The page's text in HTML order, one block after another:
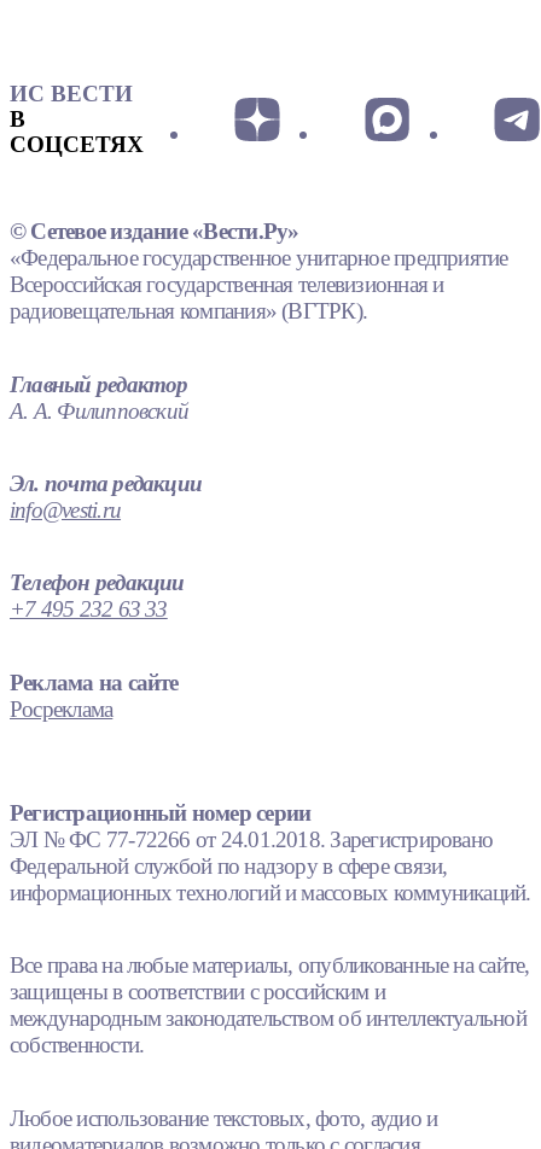
ИС ВЕСТИ
В
СОЦСЕТЯХ
© Сетевое издание «Вести.Ру»
«Федеральное государственное унитарное предприятие
Всероссийская государственная телевизионная и
радиовещательная компания» (ВГТРК).
Главный редактор
А. А. Филипповский
Эл. почта редакции
info@vesti.ru
Телефон редакции
+7 495 232 63 33
Реклама на сайте
Росреклама
Регистрационный номер серии
ЭЛ № ФС 77-72266 от 24.01.2018. Зарегистрировано
Федеральной службой по надзору в сфере связи,
информационных технологий и массовых коммуникаций.
Все права на любые материалы, опубликованные на сайте,
защищены в соответствии с российским и
международным законодательством об интеллектуальной
собственности.
Любое использование текстовых, фото, аудио и